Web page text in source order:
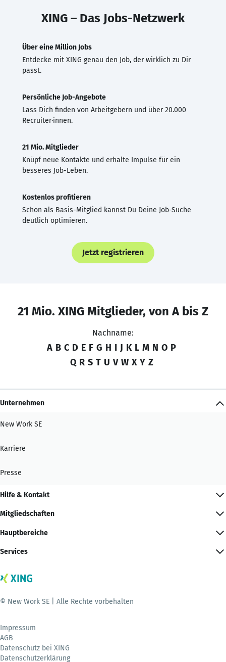
XING – Das Jobs-Netzwerk
Über eine Million Jobs
Entdecke mit XING genau den Job, der wirklich zu Dir
passt.
Persönliche Job-Angebote
Lass Dich finden von Arbeitgebern und über 20.000
Recruiter·innen.
21 Mio. Mitglieder
Knüpf neue Kontakte und erhalte Impulse für ein
besseres Job-Leben.
Kostenlos profitieren
Schon als Basis-Mitglied kannst Du Deine Job-Suche
deutlich optimieren.
Jetzt registrieren
21 Mio. XING Mitglieder, von A bis Z
Nachname:
A B C D E F G H I J K L M N O P
Q R S T U V W X Y Z
Unternehmen
New Work SE
Karriere
Presse
Hilfe & Kontakt
Mitgliedschaften
Hauptbereiche
Services
© New Work SE | Alle Rechte vorbehalten
Impressum
AGB
Datenschutz bei XING
Datenschutzerklärung